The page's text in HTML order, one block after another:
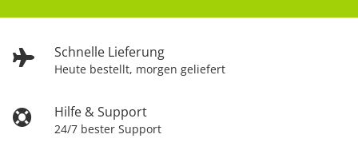
Schnelle Lieferung
Heute bestellt, morgen geliefert
Hilfe & Support
24/7 bester Support